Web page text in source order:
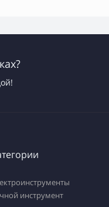
инструмент